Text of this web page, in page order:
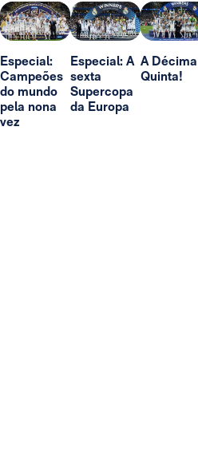
Especial:
Campeões
do mundo
pela nona
vez
Especial: A
sexta
Supercopa
da Europa
A Décima
Quinta!